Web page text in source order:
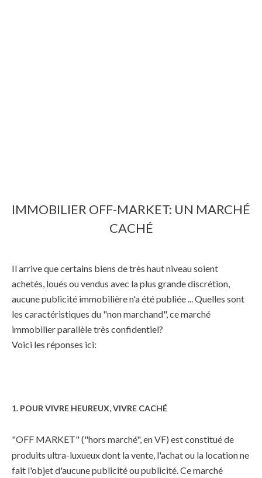
IMMOBILIER OFF-MARKET: UN MARCHÉ
CACHÉ
Il arrive que certains biens de très haut niveau soient
achetés, loués ou vendus avec la plus grande discrétion,
aucune publicité immobilière n'a été publiée ... Quelles sont
les caractéristiques du "non marchand", ce marché
immobilier parallèle très confidentiel?
Voici les réponses ici:
1. POUR VIVRE HEUREUX, VIVRE CACHÉ
"OFF MARKET" ("hors marché", en VF) est constitué de
produits ultra-luxueux dont la vente, l'achat ou la location ne
fait l'objet d'aucune publicité ou publicité. Ce marché